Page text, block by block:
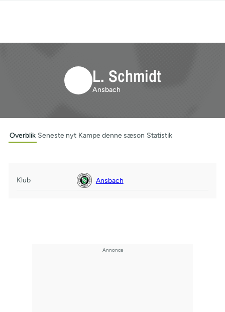
L. Schmidt
Ansbach
Overblik Seneste nyt Kampe denne sæson Statistik
Klub Ansbach